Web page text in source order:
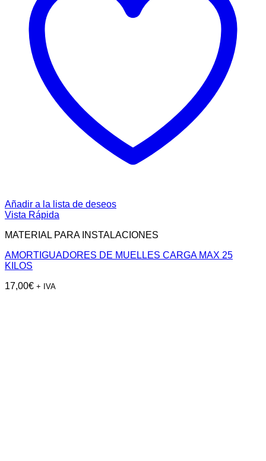
Añadir a la lista de deseos
Vista Rápida
MATERIAL PARA INSTALACIONES
AMORTIGUADORES DE MUELLES CARGA MAX 25
KILOS
17,00€ + IVA